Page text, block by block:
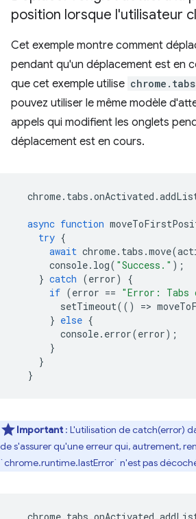
position lorsque l'utilisateur
Cet exemple montre comment
pendant qu'un déplacement est en
que cet exemple utilise
pouvez utiliser le même modèle
appels qui modifient les onglets
déplacement est en cours.
chrome. tabs .onActivated .
async function
try {
await chrome. tabs .move(
console. log( "Success." );
} catch (error)
{
if (error == "Error: Tabs
setTimeout(() =>
} else {
console. error(error);
}
}
}
Important : L'utilisation de catch(error)
de s'assurer qu'une erreur qui, autrement,
`chrome.runtime.lastError` n'est pas